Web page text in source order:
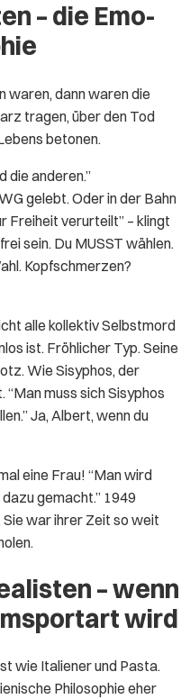
– die Emo-
waren, dann waren die
tragen, über den Tod
betonen.
die anderen.”
gelebt. Oder in der Bahn
Freiheit verurteilt” – klingt
sein. Du MUSST wählen.
Kopfschmerzen?
alle kollektiv Selbstmord
ist. Fröhlicher Typ. Seine
Wie Sisyphos, der
muss sich Sisyphos
Ja, Albert, wenn du
eine Frau! “Man wird
gemacht.” 1949
war ihrer Zeit so weit
– wenn
wird
wie Italiener und Pasta.
Philosophie eher